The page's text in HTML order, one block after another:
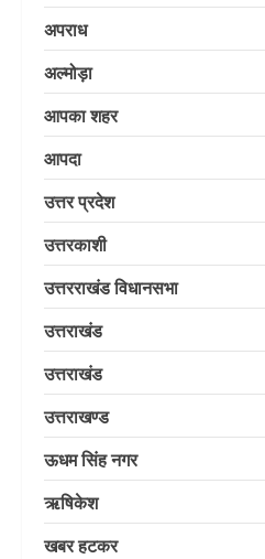
अपराध
अल्मोड़ा
आपका शहर
आपदा
उत्तर प्रदेश
उत्तरकाशी
उत्तरराखंड विधानसभा
उत्तराखंड
उत्तराखंड
उत्तराखण्ड
ऊधम सिंह नगर
ऋषिकेश
खबर हटकर